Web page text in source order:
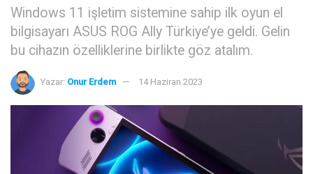
Windows 11 işletim sistemine sahip ilk oyun el
bilgisayarı ASUS ROG Ally Türkiye’ye geldi. Gelin
bu cihazın özelliklerine birlikte göz atalım.
Yazar: Onur Erdem 14 Haziran 2023